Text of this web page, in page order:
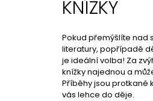
KNÍŽKY
Pokud přemýšlíte nad
literatury, popřípadě
je ideální volba! Za
knížky najednou a
Příběhy jsou protkané
vás lehce do děje.